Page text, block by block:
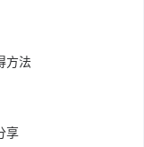
方法
享